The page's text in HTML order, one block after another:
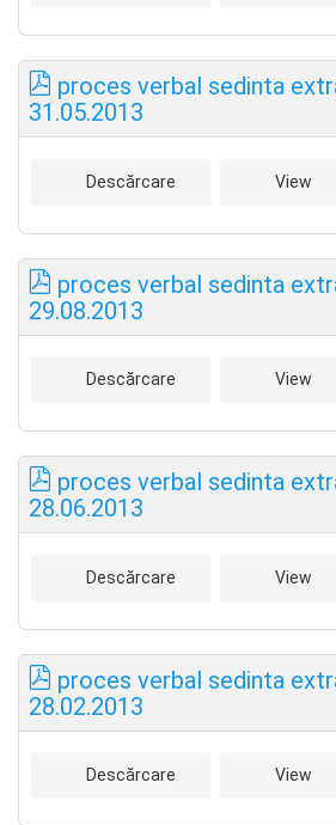
proces verbal sedinta
31.05.2013
Descărcare View
proces verbal sedinta
29.08.2013
Descărcare View
proces verbal sedinta
28.06.2013
Descărcare View
proces verbal sedinta
28.02.2013
Descărcare View